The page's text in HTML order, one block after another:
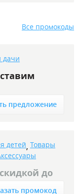
Все промокоды
дачи
предложение
детей, Товары
до
промокод